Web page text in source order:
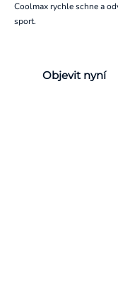
Coolmax rychle schne a
sport.
Objevit nyní